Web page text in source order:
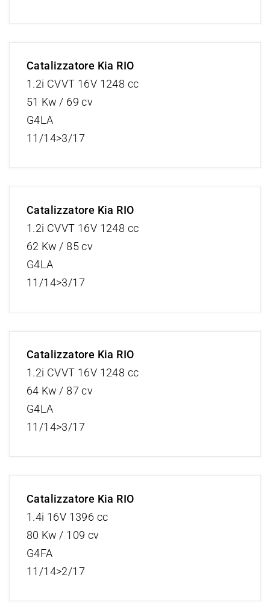
Catalizzatore Kia RIO
1.2i CVVT 16V 1248 cc
51 Kw / 69 cv
G4LA
11/14>3/17
Catalizzatore Kia RIO
1.2i CVVT 16V 1248 cc
62 Kw / 85 cv
G4LA
11/14>3/17
Catalizzatore Kia RIO
1.2i CVVT 16V 1248 cc
64 Kw / 87 cv
G4LA
11/14>3/17
Catalizzatore Kia RIO
1.4i 16V 1396 cc
80 Kw / 109 cv
G4FA
11/14>2/17